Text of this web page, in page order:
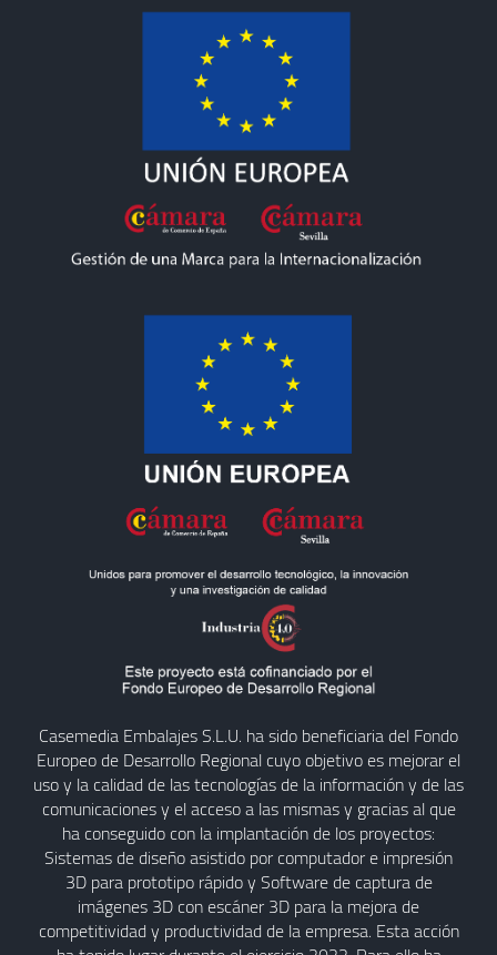
Casemedia Embalajes S.L.U. ha sido beneficiaria del Fondo
Europeo de Desarrollo Regional cuyo objetivo es mejorar el
uso y la calidad de las tecnologías de la información y de las
comunicaciones y el acceso a las mismas y gracias al que
ha conseguido con la implantación de los proyectos:
Sistemas de diseño asistido por computador e impresión
3D para prototipo rápido y Software de captura de
imágenes 3D con escáner 3D para la mejora de
competitividad y productividad de la empresa. Esta acción